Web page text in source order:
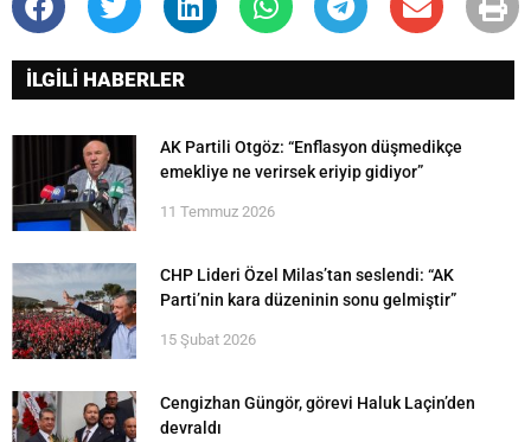
İLGİLİ HABERLER
AK Partili Otgöz: “Enflasyon düşmedikçe
emekliye ne verirsek eriyip gidiyor”
11 Temmuz 2026
CHP Lideri Özel Milas’tan seslendi: “AK
Parti’nin kara düzeninin sonu gelmiştir”
15 Şubat 2026
Cengizhan Güngör, görevi Haluk Laçin’den
devraldı